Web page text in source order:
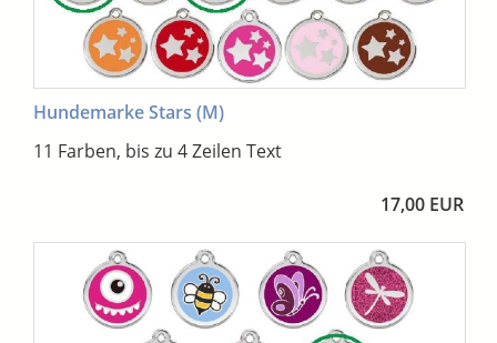
Hundemarke Stars (M)
11 Farben, bis zu 4 Zeilen Text
17,00 EUR